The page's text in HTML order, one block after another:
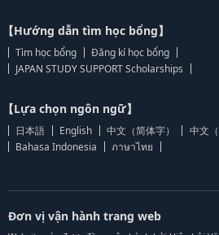
【Hướng dẫn tìm học bổng】
Tìm học bổng
Đăng kí học bổng
JAPAN STUDY SUPPORT Scholarships
【Lựa chọn ngôn ngữ】
日本語 English 中文（简体字） 中文
Bahasa Indonesia
ภาษาไทย
Đơn vị vận hành trang web